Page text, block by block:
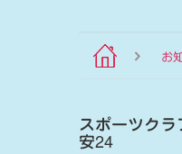
お
スポーツクラ
安24